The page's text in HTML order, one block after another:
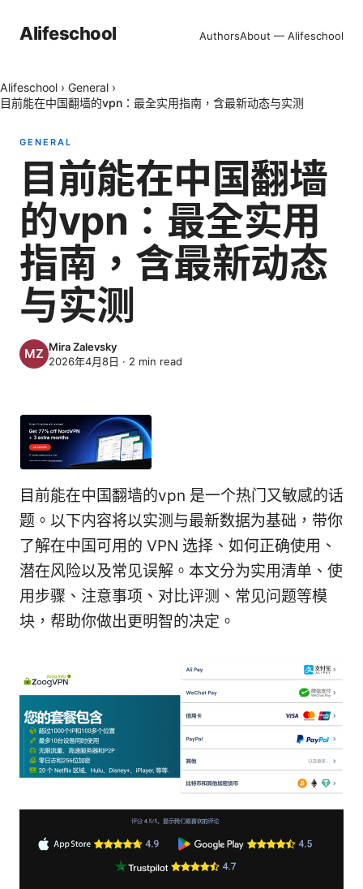
Alifeschool AuthorsAbout — Alifeschool
Alifeschool › General ›
目前能在中国翻墙的vpn：最全实用指南，含最新动态与实测
GENERAL
目前能在中国翻墙
的vpn：最全实用
指南，含最新动态
与实测
Mira Zalevsky
2026年4月8日 · 2 min read
目前能在中国翻墙的vpn 是一个热门又敏感的话
题。以下内容将以实测与最新数据为基础，带你
了解在中国可用的 VPN 选择、如何正确使用、
潜在风险以及常见误解。本文分为实用清单、使
用步骤、注意事项、对比评测、常见问题等模
块，帮助你做出更明智的决定。